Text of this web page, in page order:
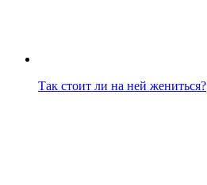
Так стоит ли на ней жениться?